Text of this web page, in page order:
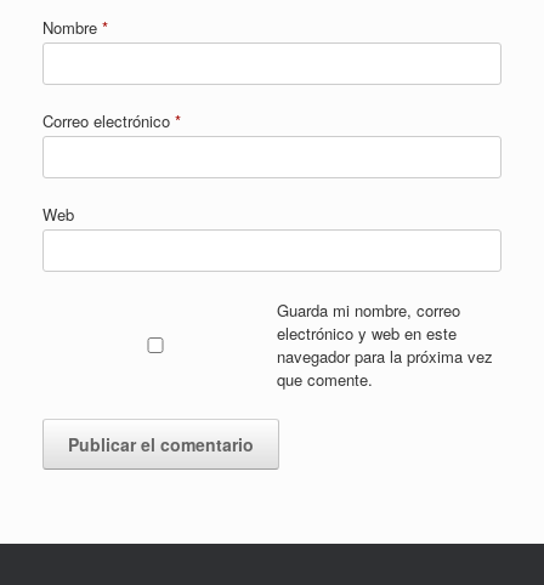
Nombre *
Correo electrónico *
Web
Guarda mi nombre, correo
electrónico y web en este
navegador para la próxima vez
que comente.